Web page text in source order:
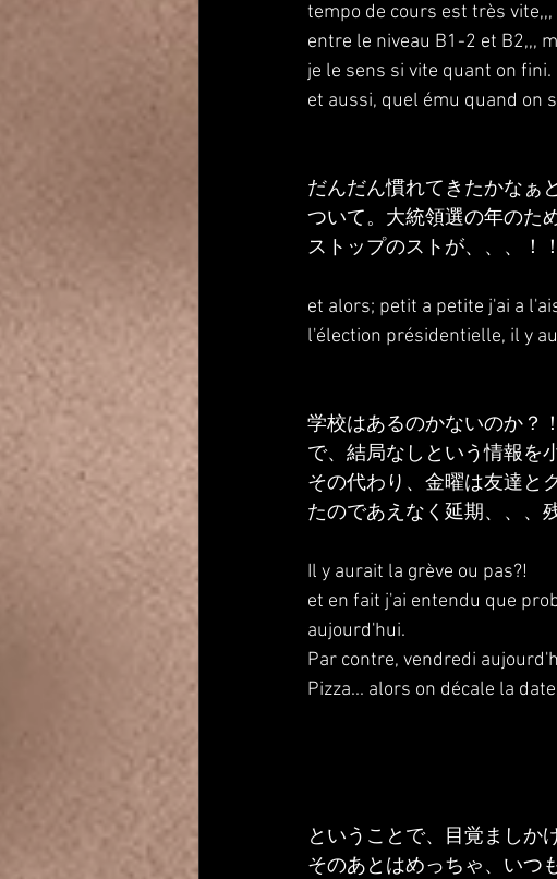
tempo de cours est très
entre le niveau B1-2 et B2,,,
je le sens si vite quant on fini.
et aussi, quel ému quand on
だんだん慣れてきたかなぁ
ついて。大統領選の年のた
ストップのストが、、、！！
et alors; petit a petite j'ai a
l'élection présidentielle, il y
学校はあるのかないのか？！
で、結局なしという情報を
その代わり、金曜は友達と
たのであえなく延期、、、
Il y aurait la grève ou pas?!
et en fait j'ai entendu que
aujourd'hui.
Par contre, vendredi
Pizza... alors on décale la
ということで、目覚ましか
そのあとはめっちゃ、いつ